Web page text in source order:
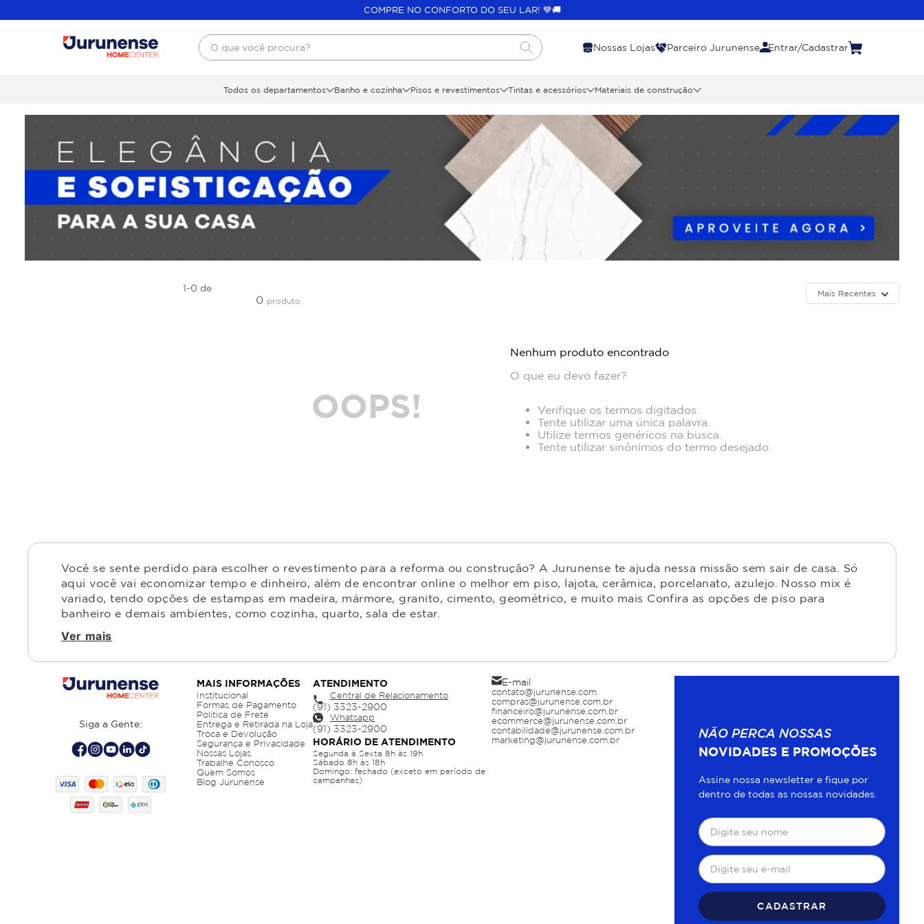
COMPRE NO CONFORTO DO SEU LAR! 💙🚚
O que você procura?
Nossas Lojas Parceiro Jurunense Entrar/Cadastrar
Todos os departamentos Banho e cozinha Pisos e revestimentos Tintas e acessórios Materiais de construção
1-0 de
0 produto
Mais Recentes
OOPS!
Nenhum produto encontrado
O que eu devo fazer?
Verifique os termos digitados.
Tente utilizar uma única palavra.
Utilize termos genéricos na busca.
Tente utilizar sinônimos do termo desejado.
Você se sente perdido para escolher o revestimento para a reforma ou construção? A Jurunense te ajuda nessa missão sem sair de casa. Só
aqui você vai economizar tempo e dinheiro, além de encontrar online o melhor em piso, lajota, cerâmica, porcelanato, azulejo. Nosso mix é
variado, tendo opções de estampas em madeira, mármore, granito, cimento, geométrico, e muito mais Confira as opções de piso para
banheiro e demais ambientes, como cozinha, quarto, sala de estar.
Ver mais
Siga a Gente:
MAIS INFORMAÇÕES
Institucional
Formas de Pagamento
Política de Frete
Entrega e Retirada na Loja
Troca e Devolução
Segurança e Privacidade
Nossas Lojas
Trabalhe Conosco
Quem Somos
Blog Jurunense
ATENDIMENTO
Central de Relacionamento
Whatsapp
HORÁRIO DE ATENDIMENTO
Segunda à Sexta 8h às 19h
Sábado 8h às 18h
Domingo: fechado (exceto em período de
campanhas)
E-mail
contato@jurunense.com
compras@jurunense.com.br
financeiro@jurunense.com.br
ecommerce@jurunense.com.br
contabilidade@jurunense.com.br
marketing@jurunense.com.br
NÃO PERCA NOSSAS
NOVIDADES E PROMOÇÕES
Assine nossa newsletter e fique por
dentro de todas as nossas novidades.
CADASTRAR